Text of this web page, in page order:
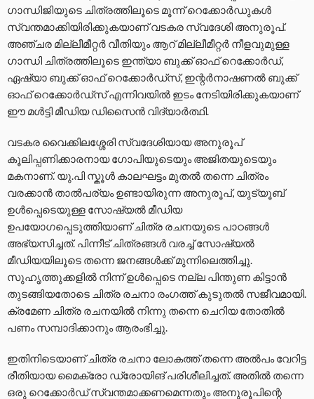
ഗാന്ധിജിയുടെ ചിത്രത്തിലൂടെ മൂന്ന് റെക്കോര്‍ഡുകള്‍
സ്വന്തമാക്കിയിരിക്കുകയാണ് വടകര സ്വദേശി അനുരൂപ്.
അഞ്ചര മില്ലീമീറ്റര്‍ വീതിയും ആറ് മില്ലീമീറ്റര്‍ നീളവുമുള്ള
ഗാന്ധി ചിത്രത്തിലൂടെ ഇന്ത്യാ ബുക്ക് ഓഫ് റെക്കോര്‍ഡ്,
ഏഷ്യാ ബുക്ക് ഓഫ് റെക്കോര്‍ഡ്സ്, ഇന്റര്‍നാഷണല്‍ ബുക്ക്
ഓഫ് റെക്കോര്‍ഡ‍്സ് എന്നിവയില്‍ ഇടം നേടിയിരിക്കുകയാണ്
ഈ മള്‍ട്ടി മീഡിയ ഡിസൈന്‍ വിദ്യാര്‍ത്ഥി.
വടകര വൈക്കിലശ്ശേരി സ്വദേശിയായ അനുരൂപ്
കൂലിപ്പണിക്കാരനായ ഗോപിയുടെയും അജിതയുടെയും
മകനാണ്. യു.പി സ്കൂൾ കാലഘട്ടം മുതൽ തന്നെ ചിത്രം
വരക്കാൻ താൽപര്യം ഉണ്ടായിരുന്ന അനുരൂപ്, യുട്യൂബ്
ഉള്‍പ്പെടെയുള്ള സോഷ്യല്‍ മീഡിയ
ഉപയോഗപ്പെടുത്തിയാണ് ചിത്ര രചനയുടെ പാഠങ്ങള്‍
അഭ്യസിച്ചത്. പിന്നീട് ചിത്രങ്ങള്‍ വരച്ച് സോഷ്യല്‍
മീഡിയയിലൂടെ തന്നെ ജനങ്ങള്‍ക്ക് മുന്നിലെത്തിച്ചു.
സുഹൃത്തുക്കളില്‍ നിന്ന് ഉള്‍പ്പെടെ നല്ല പിന്തുണ കിട്ടാന്‍
തുടങ്ങിയതോടെ ചിത്ര രചനാ രംഗത്ത് കുടുതല്‍ സജീവമായി.
ക്രമേണ ചിത്ര രചനയില്‍ നിന്നു തന്നെ ചെറിയ തോതില്‍
പണം സമ്പാദിക്കാനും ആരംഭിച്ചു.
ഇതിനിടെയാണ് ചിത്ര രചനാ ലോകത്ത് തന്നെ അല്‍പം വേറിട്ട
രീതിയായ മൈക്രോ ഡ്രോയിങ് പരിശീലിച്ചത്. അതില്‍ തന്നെ
ഒരു റെക്കോര്‍ഡ് സ്വന്തമാക്കണമെന്നതും അനുരൂപിന്റെ